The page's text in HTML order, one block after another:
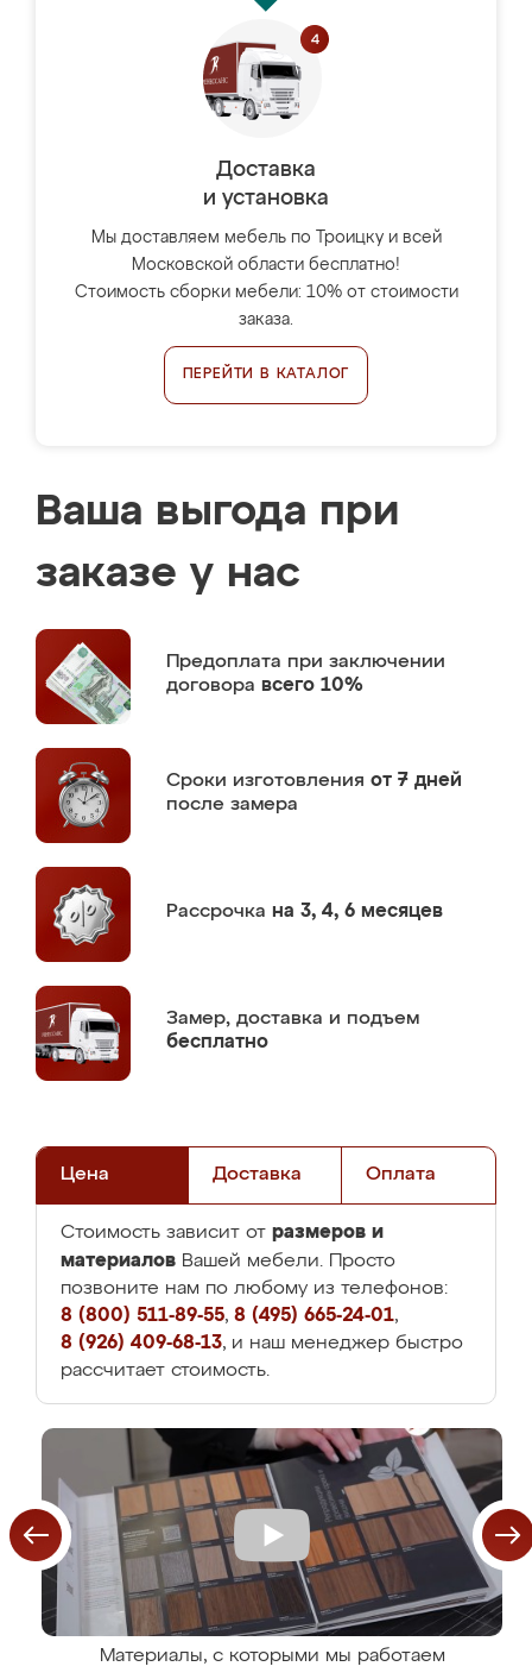
Доставка
и установка
Мы доставляем мебель по Троицку и всей
Московской области бесплатно!
Стоимость сборки мебели: 10% от стоимости
заказа.
ПЕРЕЙТИ В КАТАЛОГ
Ваша выгода при
заказе у нас
Предоплата при заключении
договора всего 10%
Сроки изготовления от 7 дней
после замера
Рассрочка на 3, 4, 6 месяцев
Замер, доставка и подъем
бесплатно
Цена Доставка Оплата
Стоимость зависит от размеров и
материалов Вашей мебели. Просто
позвоните нам по любому из телефонов:
8 (800) 511-89-55, 8 (495) 665-24-01,
8 (926) 409-68-13, и наш менеджер быстро
рассчитает стоимость.
Материалы, с которыми мы работаем